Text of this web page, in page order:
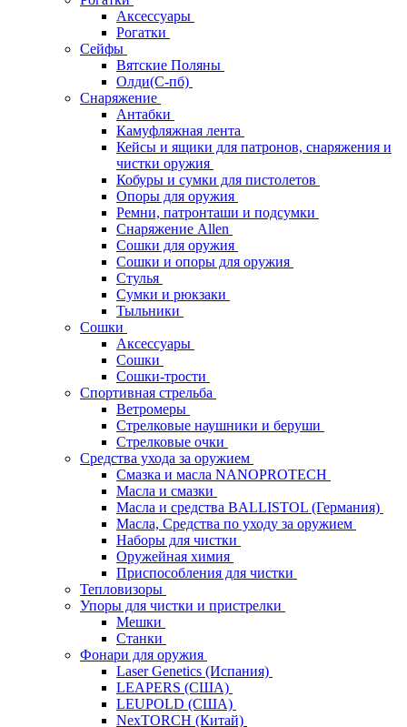
Аксессуары
Рогатки
Сейфы
Вятские Поляны
Олди(С-пб)
Снаряжение
Антабки
Камуфляжная лента
Кейсы и ящики для патронов, снаряжения и
чистки оружия
Кобуры и сумки для пистолетов
Опоры для оружия
Ремни, патронташи и подсумки
Снаряжение Allen
Сошки для оружия
Сошки и опоры для оружия
Стулья
Сумки и рюкзаки
Тыльники
Сошки
Аксессуары
Сошки
Сошки-трости
Спортивная стрельба
Ветромеры
Стрелковые наушники и беруши
Стрелковые очки
Средства ухода за оружием
Смазка и масла NANOPROTECH
Масла и смазки
Масла и средства BALLISTOL (Германия)
Масла, Средства по уходу за оружием
Наборы для чистки
Оружейная химия
Приспособления для чистки
Тепловизоры
Упоры для чистки и пристрелки
Мешки
Станки
Фонари для оружия
Laser Genetics (Испания)
LEAPERS (США)
LEUPOLD (США)
NexTORCH (Китай)